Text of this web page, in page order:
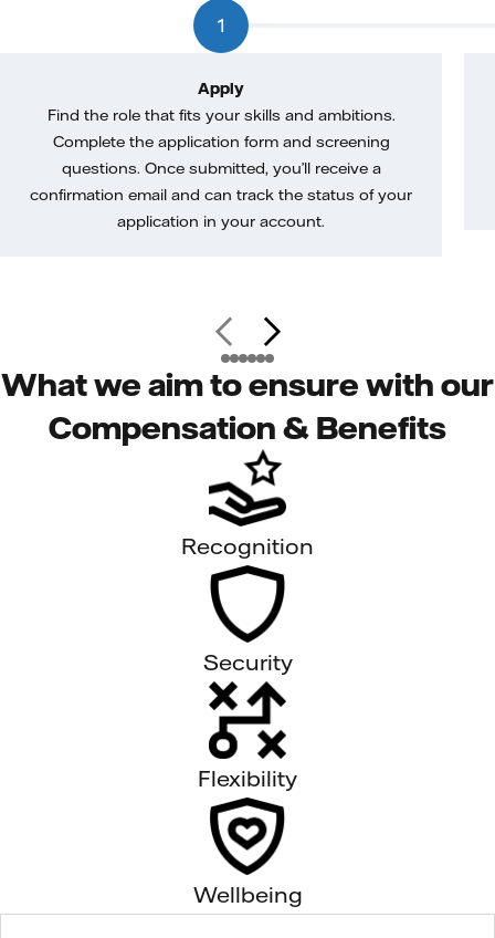
1
Apply
Find the role that fits your skills and ambitions.
Complete the application form and screening
questions. Once submitted, you’ll receive a
confirmation email and can track the status of your
application in your account.
What we aim to ensure with our
Compensation & Benefits
Recognition
Security
Flexibility
Wellbeing